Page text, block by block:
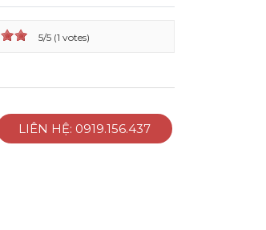
5/5 (1 votes)
LIÊN HỆ: 0919.156.437